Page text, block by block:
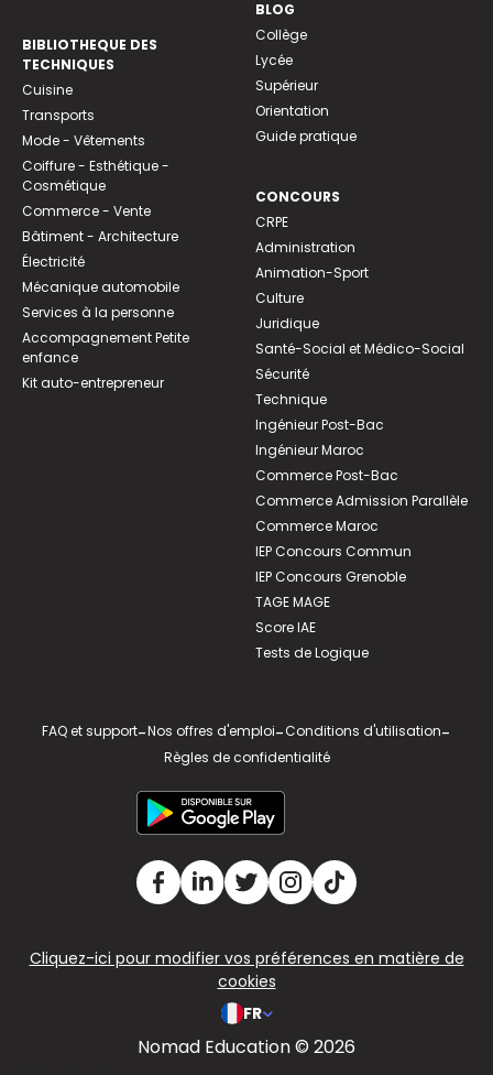
BIBLIOTHEQUE DES
TECHNIQUES
Cuisine
Transports
Mode - Vêtements
Coiffure - Esthétique -
Cosmétique
Commerce - Vente
Bâtiment - Architecture
Électricité
Mécanique automobile
Services à la personne
Accompagnement Petite
enfance
Kit auto-entrepreneur
BLOG
Collège
Lycée
Supérieur
Orientation
Guide pratique
CONCOURS
CRPE
Administration
Animation-Sport
Culture
Juridique
Santé-Social et Médico-Social
Sécurité
Technique
Ingénieur Post-Bac
Ingénieur Maroc
Commerce Post-Bac
Commerce Admission Parallèle
Commerce Maroc
IEP Concours Commun
IEP Concours Grenoble
TAGE MAGE
Score IAE
Tests de Logique
FAQ et support-Nos offres d'emploi-Conditions d'utilisation-
Règles de confidentialité
Cliquez-ici pour modifier vos préférences en matière de
cookies
FR
Nomad Education © 2026